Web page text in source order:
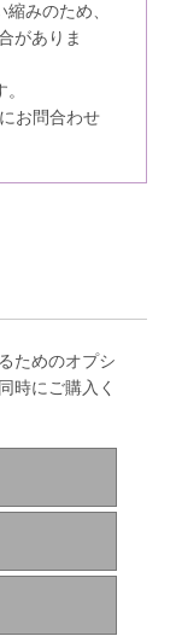
みのため、
がありま
お問合わせ
ためのオプシ
時にご購入く